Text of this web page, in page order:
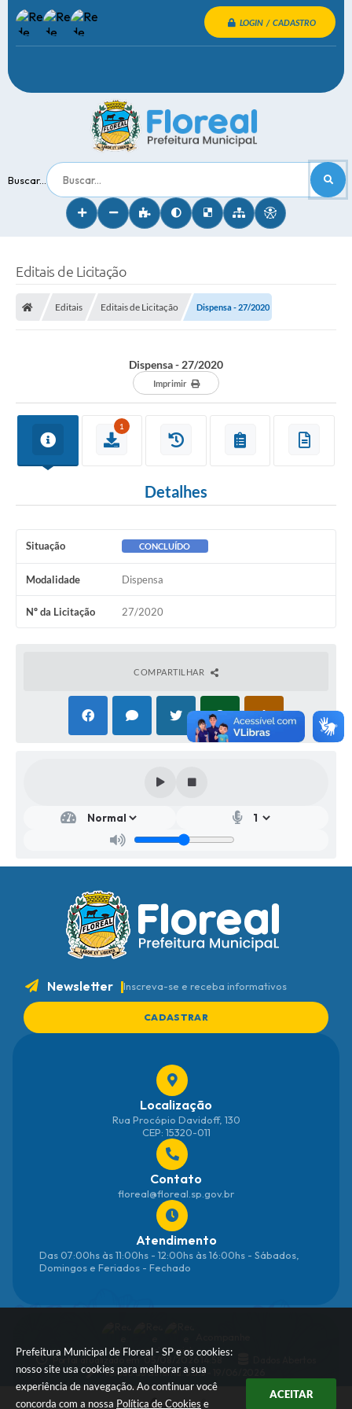
Prefeitura Municipal de Floreal - SP e os cookies:
nosso site usa cookies para melhorar a sua
experiência de navegação. Ao continuar você
concorda com a nossa Política de Cookies e
ACEITAR
LOGIN / CADASTRO
Buscar...
Editais de Licitação
Editais Editais de Licitação Dispensa - 27/2020
Dispensa - 27/2020
Imprimir
1
Detalhes
Situação CONCLUÍDO
Modalidade Dispensa
Nº da Licitação 27/2020
COMPARTILHAR
Newsletter Inscreva-se e receba informativos
CADASTRAR
Localização
Rua Procópio Davidoff, 130
CEP: 15320-011
Contato
floreal@floreal.sp.gov.br
Atendimento
Das 07:00hs às 11:00hs - 12:00hs às 16:00hs - Sábados,
Domingos e Feriados - Fechado
Versão do Sistema:3.5.3 - 19/06/2026
Portal atualizado em:05/08/2026 14:58